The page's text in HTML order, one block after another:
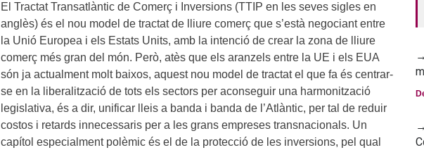
El Tractat Transatlàntic de Comerç i Inversions (TTIP en les seves sigles en
anglès) és el nou model de tractat de lliure comerç que s’està negociant entre
la Unió Europea i els Estats Units, amb la intenció de crear la zona de lliure
comerç més gran del món. Però, atès que els aranzels entre la UE i els EUA
són ja actualment molt baixos, aquest nou model de tractat el que fa és centrar-
se en la liberalització de tots els sectors per aconseguir una harmonització
legislativa, és a dir, unificar lleis a banda i banda de l’Atlàntic, per tal de reduir
costos i retards innecessaris per a les grans empreses transnacionals. Un
capítol especialment polèmic és el de la protecció de les inversions, pel qual